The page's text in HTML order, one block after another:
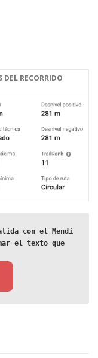
DEL RECORRIDO
con el Mendi
el texto que